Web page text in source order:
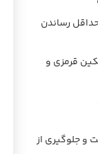
رساندن
قرمزی و
و جلوگیری از